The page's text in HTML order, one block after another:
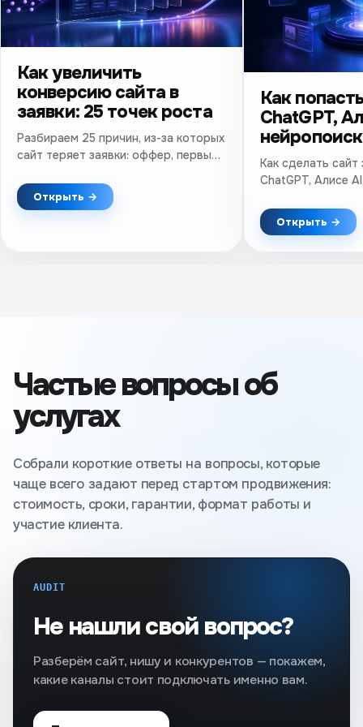
Как увеличить
конверсию сайта в
заявки: 25 точек роста
Разбираем 25 причин, из-за которых
сайт теряет заявки: оффер, первый
версия, скорость и аналитика.
Практический чек-лист.
Открыть →
Как
ChatGPT,
Как сделать
ChatGPT, Алисе
упоминания и
результатов.
Открыть →
Частые вопросы об
услугах
Собрали короткие ответы на вопросы, которые
чаще всего задают перед стартом продвижения:
стоимость, сроки, гарантии, формат работы и
участие клиента.
AUDIT
Не нашли свой вопрос?
Разберём сайт, нишу и конкурентов — покажем,
какие каналы стоит подключать именно вам.